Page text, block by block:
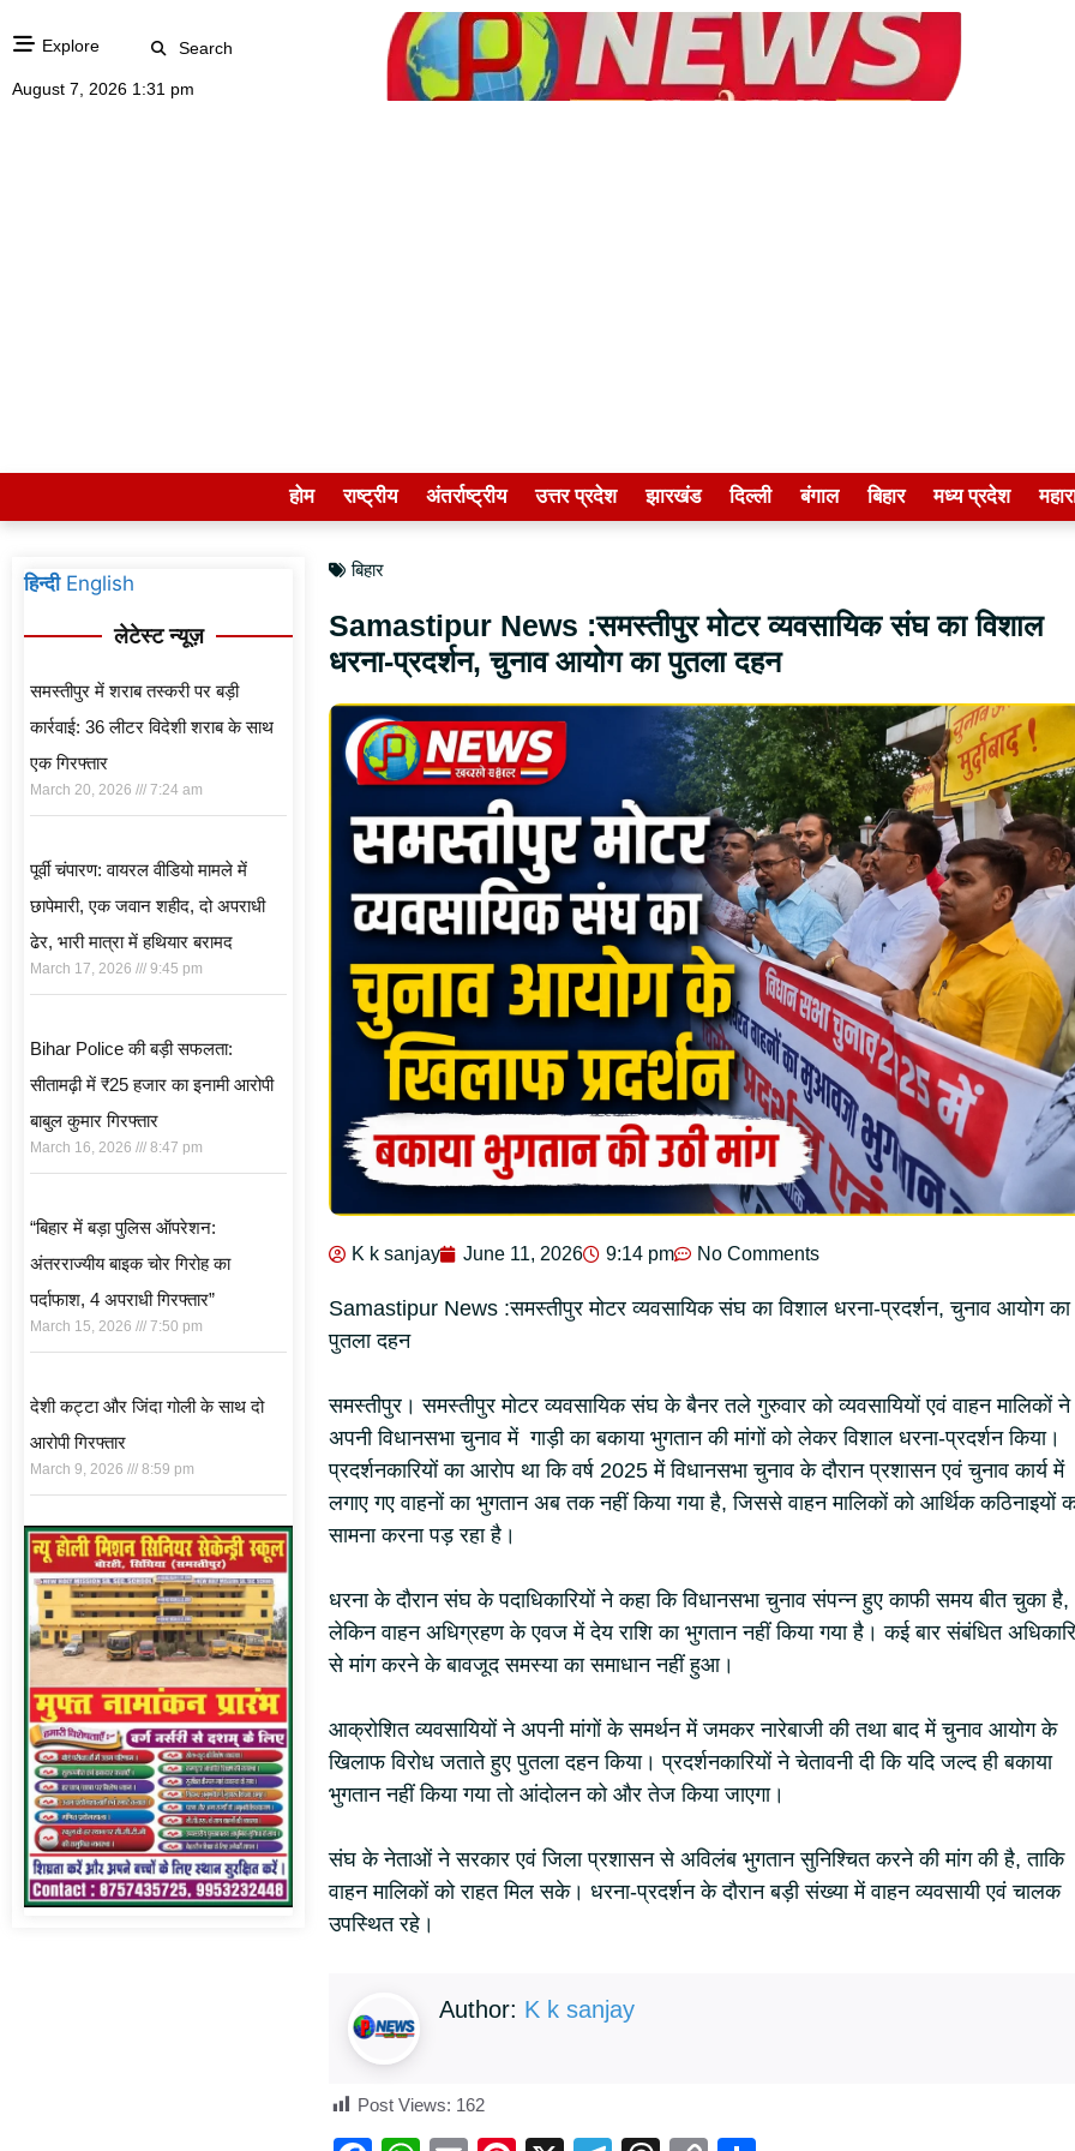
Explore Search
August 7, 2026 1:31 pm
होम राष्ट्रीय अंतर्राष्ट्रीय उत्तर प्रदेश झारखंड दिल्ली बंगाल बिहार मध्य प्रदेश
हिन्दी English
लेटेस्ट न्यूज़
समस्तीपुर में शराब तस्करी पर बड़ी
कार्रवाई: 36 लीटर विदेशी शराब के साथ
एक गिरफ्तार
March 20, 2026 7:24 am
पूर्वी चंपारण: वायरल वीडियो मामले में
छापेमारी, एक जवान शहीद, दो अपराधी
ढेर, भारी मात्रा में हथियार बरामद
March 17, 2026 9:45 pm
Bihar Police की बड़ी सफलता:
सीतामढ़ी में ₹25 हजार का इनामी आरोपी
बाबुल कुमार गिरफ्तार
March 16, 2026 8:47 pm
“बिहार में बड़ा पुलिस ऑपरेशन:
अंतरराज्यीय बाइक चोर गिरोह का
पर्दाफाश, 4 अपराधी गिरफ्तार”
March 15, 2026 7:50 pm
देशी कट्टा और जिंदा गोली के साथ दो
आरोपी गिरफ्तार
March 9, 2026 8:59 pm
बिहार
Samastipur News :समस्तीपुर मोटर व्यवसायिक संघ का विशाल
धरना-प्रदर्शन, चुनाव आयोग का पुतला दहन
K k sanjay June 11, 2026 9:14 pm No Comments
Samastipur News :समस्तीपुर मोटर व्यवसायिक संघ का विशाल धरना-प्रदर्शन, चुनाव आयोग का
पुतला दहन
समस्तीपुर। समस्तीपुर मोटर व्यवसायिक संघ के बैनर तले गुरुवार को व्यवसायियों एवं वाहन मालिकों ने
अपनी विधानसभा चुनाव में गाड़ी का बकाया भुगतान की मांगों को लेकर विशाल धरना-प्रदर्शन किया।
प्रदर्शनकारियों का आरोप था कि वर्ष 2025 में विधानसभा चुनाव के दौरान प्रशासन एवं चुनाव कार्य में
लगाए गए वाहनों का भुगतान अब तक नहीं किया गया है, जिससे वाहन मालिकों को आर्थिक कठिनाइयों
सामना करना पड़ रहा है।
धरना के दौरान संघ के पदाधिकारियों ने कहा कि विधानसभा चुनाव संपन्न हुए काफी समय बीत चुका है,
लेकिन वाहन अधिग्रहण के एवज में देय राशि का भुगतान नहीं किया गया है। कई बार संबंधित
से मांग करने के बावजूद समस्या का समाधान नहीं हुआ।
आक्रोशित व्यवसायियों ने अपनी मांगों के समर्थन में जमकर नारेबाजी की तथा बाद में चुनाव आयोग के
खिलाफ विरोध जताते हुए पुतला दहन किया। प्रदर्शनकारियों ने चेतावनी दी कि यदि जल्द ही बकाया
भुगतान नहीं किया गया तो आंदोलन को और तेज किया जाएगा।
संघ के नेताओं ने सरकार एवं जिला प्रशासन से अविलंब भुगतान सुनिश्चित करने की मांग की है, ताकि
वाहन मालिकों को राहत मिल सके। धरना-प्रदर्शन के दौरान बड़ी संख्या में वाहन व्यवसायी एवं चालक
उपस्थित रहे।
Author: K k sanjay
Post Views: 162